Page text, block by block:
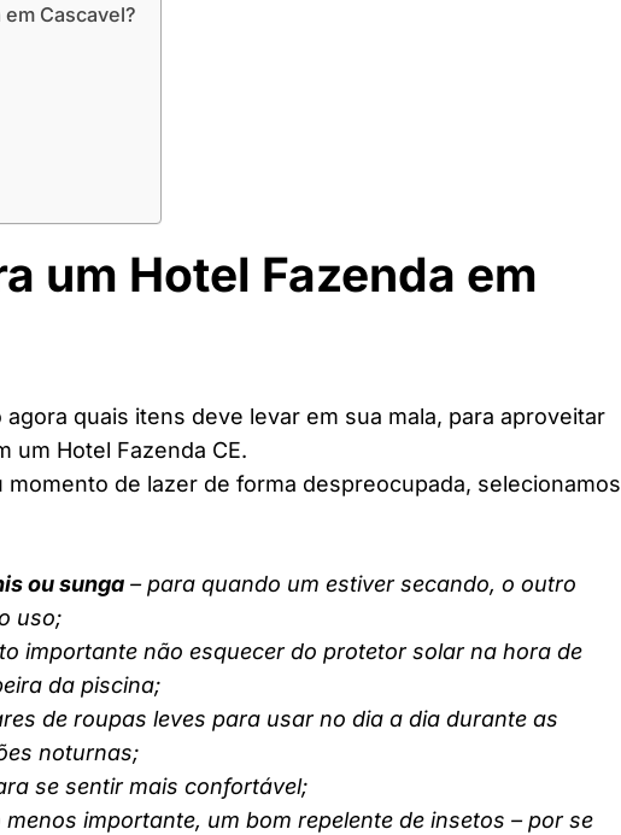
Cascavel?
um Hotel Fazenda em
quais itens deve levar em sua mala, para aproveitar
um Hotel Fazenda CE.
de lazer de forma despreocupada, selecionamos
ou sunga – para quando um estiver secando, o outro
uso;
importante não esquecer do protetor solar na hora de
da piscina;
de roupas leves para usar no dia a dia durante as
noturnas;
se sentir mais confortável;
menos importante, um bom repelente de insetos – por se